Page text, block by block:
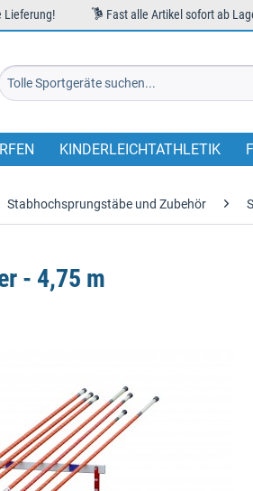
Lieferung! Fast alle Artikel sofort ab
KINDERLEICHTATHLETIK
Stabhochsprungstäbe und Zubehör
- 4,75 m